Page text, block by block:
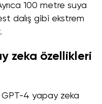
100 metre suya
dalış gibi ekstrem
zeka özellikleri
4 yapay zeka